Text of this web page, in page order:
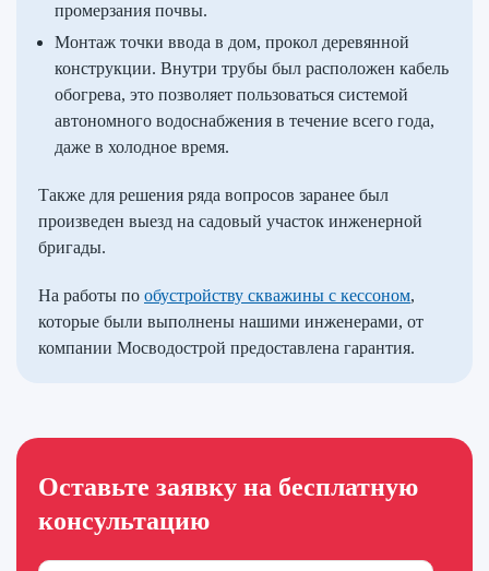
промерзания почвы.
Монтаж точки ввода в дом, прокол деревянной
конструкции. Внутри трубы был расположен кабель
обогрева, это позволяет пользоваться системой
автономного водоснабжения в течение всего года,
даже в холодное время.
Также для решения ряда вопросов заранее был
произведен выезд на садовый участок инженерной
бригады.
На работы по обустройству скважины с кессоном,
которые были выполнены нашими инженерами, от
компании Мосводострой предоставлена гарантия.
Оставьте заявку на бесплатную
консультацию